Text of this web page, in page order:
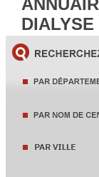
DIALYSE